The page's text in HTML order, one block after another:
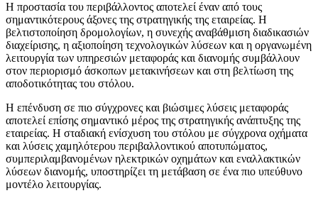
Η προστασία του περιβάλλοντος αποτελεί έναν από τους
σημαντικότερους άξονες της στρατηγικής της εταιρείας. Η
βελτιστοποίηση δρομολογίων, η συνεχής αναβάθμιση διαδικασιών
διαχείρισης, η αξιοποίηση τεχνολογικών λύσεων και η οργανωμένη
λειτουργία των υπηρεσιών μεταφοράς και διανομής συμβάλλουν
στον περιορισμό άσκοπων μετακινήσεων και στη βελτίωση της
αποδοτικότητας του στόλου.
Η επένδυση σε πιο σύγχρονες και βιώσιμες λύσεις μεταφοράς
αποτελεί επίσης σημαντικό μέρος της στρατηγικής ανάπτυξης της
εταιρείας. Η σταδιακή ενίσχυση του στόλου με σύγχρονα οχήματα
και λύσεις χαμηλότερου περιβαλλοντικού αποτυπώματος,
συμπεριλαμβανομένων ηλεκτρικών οχημάτων και εναλλακτικών
λύσεων διανομής, υποστηρίζει τη μετάβαση σε ένα πιο υπεύθυνο
μοντέλο λειτουργίας.